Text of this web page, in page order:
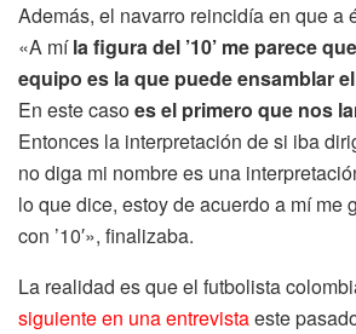
Además, el navarro reincidía en que a
«A míla figura del ’10’ me parece
equipo es la que puede ensamblar
En este casoes el primero que nos
Entonces la interpretación de si iba
no diga mi nombre es una
lo que dice, estoy de acuerdo a mí me
con ’10′», finalizaba.
La realidad es que el futbolista
siguiente en una entrevistaeste